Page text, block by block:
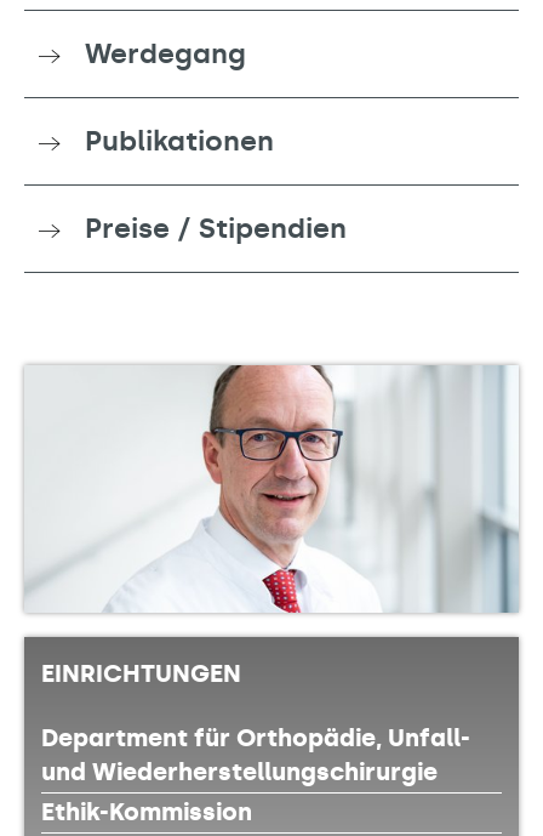
Werdegang
Publikationen
Preise / Stipendien
EINRICHTUNGEN
Department für Orthopädie, Unfall-
und Wiederherstellungschirurgie
Ethik-Kommission